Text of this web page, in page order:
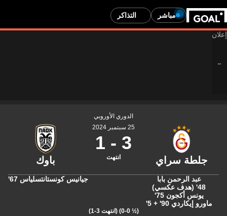
مباشر التذاكر
الدوري الأوروبي
25 سبتمبر 2024
3
-
1
انتهت
عبد الرحمن بابا
48' (هدف عكسي)
يونس أكجون 75'
ماورو إيكاردي 90' + 5'
جيانيس كونستانتسلياس 67'
(½ 0-0) (انتهت 3-1)